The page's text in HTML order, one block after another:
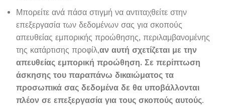
Μπορείτε ανά πάσα στιγμή να αντιταχθείτε στην
επεξεργασία των δεδομένων σας για σκοπούς
απευθείας εμπορικής προώθησης, περιλαμβανομένης
της κατάρτισης προφίλ,αν αυτή σχετίζεται με την
απευθείας εμπορική προώθηση. Σε περίπτωση
άσκησης του παραπάνω δικαιώματος τα
προσωπικά σας δεδομένα δε θα υποβάλλονται
πλέον σε επεξεργασία για τους σκοπούς αυτούς.